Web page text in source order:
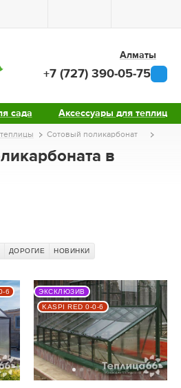
сада Аксессуары для теплиц
Алматы
+7 (727) 390-05-75
Сотовый поликарбонат
в
ДОРОГИЕ НОВИНКИ
6
ЭКСКЛЮЗИВ
KASPI RED 0-0-6